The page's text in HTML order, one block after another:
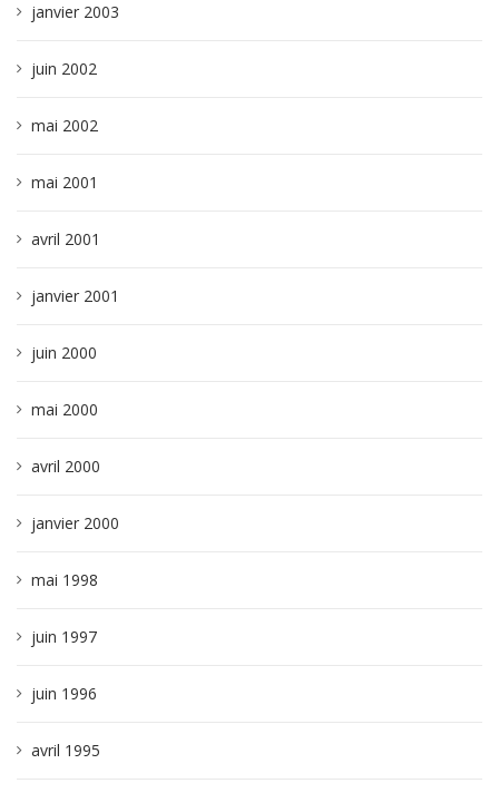
janvier 2003
juin 2002
mai 2002
mai 2001
avril 2001
janvier 2001
juin 2000
mai 2000
avril 2000
janvier 2000
mai 1998
juin 1997
juin 1996
avril 1995